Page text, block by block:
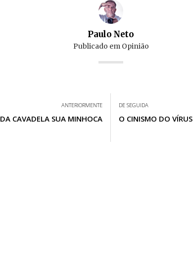
Paulo Neto
Publicado em Opinião
ANTERIORMENTE
CAVADELA SUA MINHOCA
DE SEGUIDA
O CINISMO DO VÍRUS